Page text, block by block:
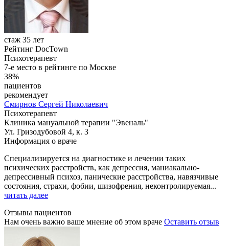
стаж 35 лет
Рейтинг DocTown
Психотерапевт
7-е место в рейтинге по Москве
38%
пациентов
рекомендует
Смирнов Сергей Николаевич
Психотерапевт
Клиника мануальной терапии "Эвеналь"
Ул. Гризодубовой 4, к. 3
Информация о враче
Специализируется на диагностике и лечении таких
психических расстройств, как депрессия, маниакально-
депрессивный психоз, панические расстройства, навязчивые
состояния, страхи, фобии, шизофрения, неконтролируемая...
читать далее
Отзывы пациентов
Нам очень важно ваше мнение об этом враче Оставить отзыв